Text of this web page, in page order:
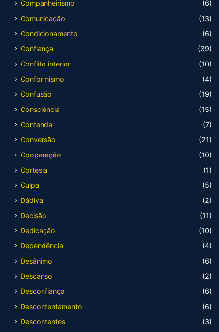
Companheirismo
(6)
Comunicação
(13)
Condicionamento
(6)
Confiança
(39)
Conflito interior
(10)
Conformismo
(4)
Confusão
(19)
Consciência
(15)
Contenda
(7)
Conversão
(21)
Cooperação
(10)
Cortesia
(1)
Culpa
(5)
Dádiva
(2)
Decisão
(11)
Dedicação
(10)
Dependência
(4)
Desânimo
(6)
Descanso
(2)
Desconfiança
(6)
Descontentamento
(6)
Descontentes
(3)